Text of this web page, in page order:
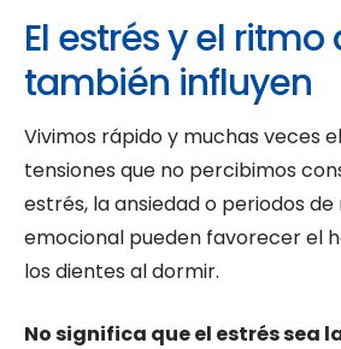
El estrés y el
también influyen
Vivimos rápido y muchas veces
tensiones que no percibimos
estrés, la ansiedad o periodos
emocional pueden favorecer el
los dientes al dormir.
No significa que el estrés sea